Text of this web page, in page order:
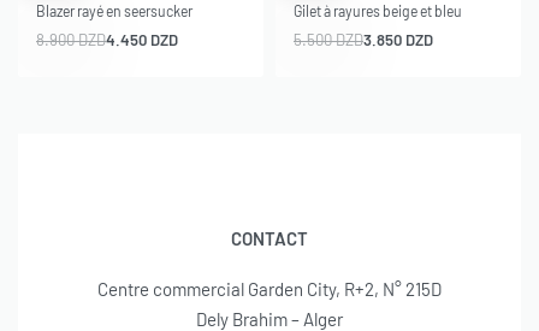
Blazer rayé en seersucker
8.900DZD4.450 DZD
Gilet à rayures beige et bleu
5.500DZD3.850 DZD
CONTACT
Centre commercial Garden City, R+2, N° 215D
Dely Brahim – Alger